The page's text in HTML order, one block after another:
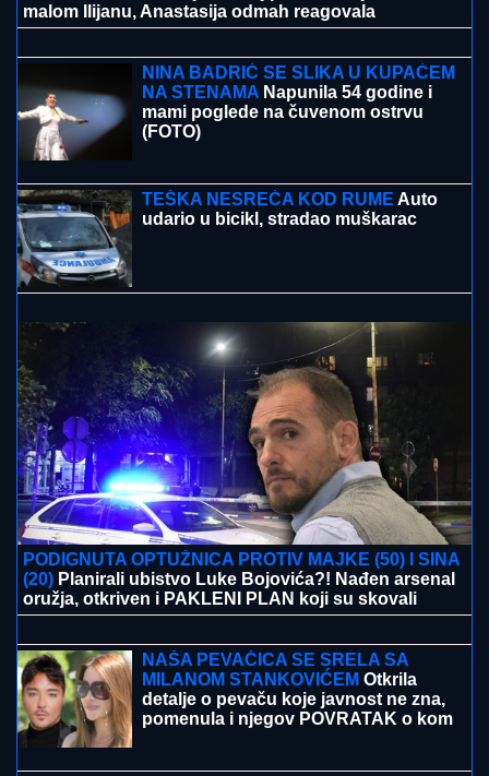
sef iz banke, pa dolijali u MEGA-
AKCIJI policije: Ojadili 9 provincija za
"SMETALI SU MU MOJI IZLASCI"
Voditeljka Ana Radulović progovorila
o razvodu od pevača Mirčeta
Radulovića
(FOTO) "AKO JE DETE PAMETNO, ZNA SE NA KOGA
JE - NA TETKU"Vanja Gudelj podelila objavu o
malom Ilijanu, Anastasija odmah reagovala
Snajka poznate pevačice uvija se na
krevetu u minijaturnom bikiniju - Jedva
zadržala cice da ne ispadnu!
NINA BADRIĆ SE SLIKA U KUPAĆEM
NA STENAMANapunila 54 godine i
(FOTO)